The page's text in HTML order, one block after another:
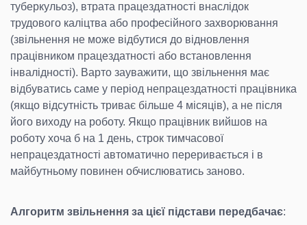
туберкульоз), втрата працездатності внаслідок
трудового каліцтва або професійного захворювання
(звільнення не може відбутися до відновлення
працівником працездатності або встановлення
інвалідності). Варто зауважити, що звільнення має
відбуватись саме у період непрацездатності працівника
(якщо відсутність триває більше 4 місяців), а не після
його виходу на роботу. Якщо працівник вийшов на
роботу хоча б на 1 день, строк тимчасової
непрацездатності автоматично переривається і в
майбутньому повинен обчислюватись заново.
Алгоритм звільнення за цієї підстави передбачає: